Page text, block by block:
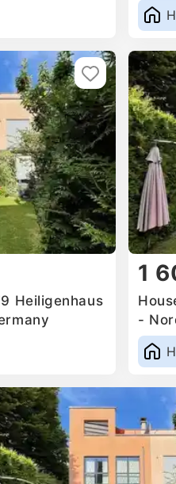
Heiligenhaus
1
-